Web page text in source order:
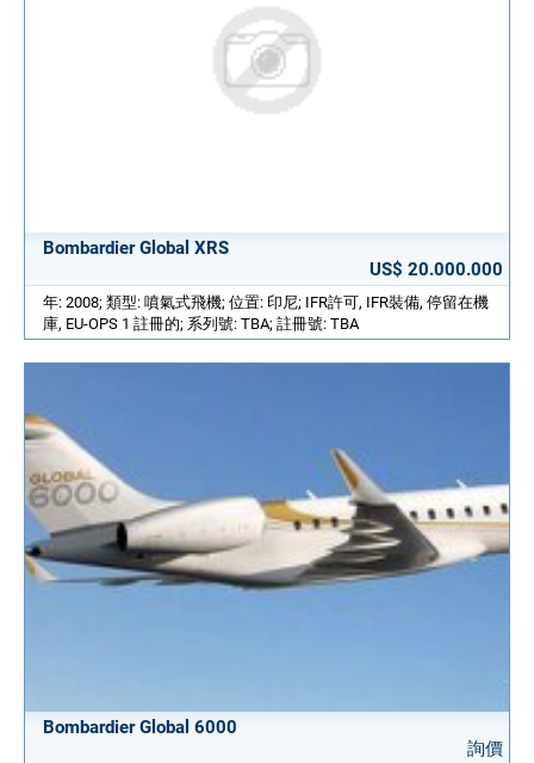
Bombardier Global XRS
US$ 20.000.000
年: 2008; 類型: 噴氣式飛機; 位置: 印尼; IFR許可, IFR裝備, 停留在機
庫, EU-OPS 1 註冊的; 系列號: TBA; 註冊號: TBA
Bombardier Global 6000
詢價